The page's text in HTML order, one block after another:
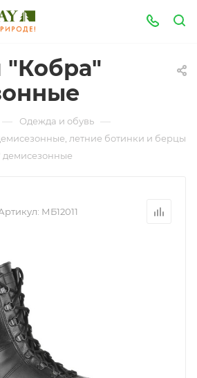
"Кобра"
— Одежда и обувь —
летние ботинки и берцы
демисезонные
МБ12011